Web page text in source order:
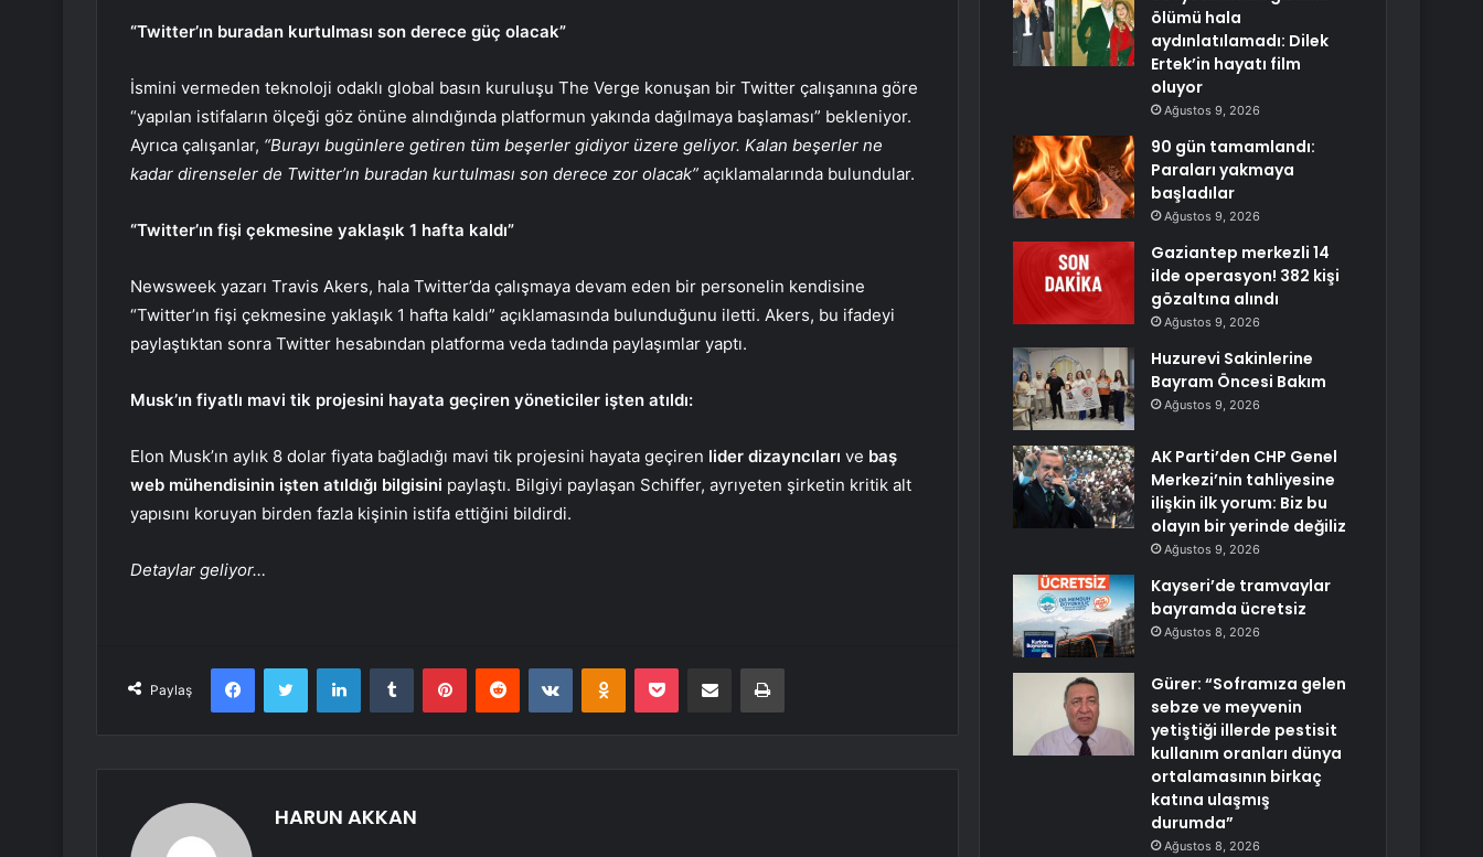
“Twitter’ın buradan kurtulması son derece güç olacak”
İsmini vermeden teknoloji odaklı global basın kuruluşu The Verge konuşan bir Twitter çalışanına göre
“yapılan istifaların ölçeği göz önüne alındığında platformun yakında dağılmaya başlaması” bekleniyor.
Ayrıca çalışanlar, “Burayı bugünlere getiren tüm beşerler gidiyor üzere geliyor. Kalan beşerler ne
kadar direnseler de Twitter’ın buradan kurtulması son derece zor olacak” açıklamalarında bulundular.
“Twitter’ın fişi çekmesine yaklaşık 1 hafta kaldı”
Newsweek yazarı Travis Akers, hala Twitter’da çalışmaya devam eden bir personelin kendisine
“Twitter’ın fişi çekmesine yaklaşık 1 hafta kaldı” açıklamasında bulunduğunu iletti. Akers, bu ifadeyi
paylaştıktan sonra Twitter hesabından platforma veda tadında paylaşımlar yaptı.
Musk’ın fiyatlı mavi tik projesini hayata geçiren yöneticiler işten atıldı:
Elon Musk’ın aylık 8 dolar fiyata bağladığı mavi tik projesini hayata geçiren lider dizayncıları ve baş
web mühendisinin işten atıldığı bilgisini paylaştı. Bilgiyi paylaşan Schiffer, ayrıyeten şirketin kritik alt
yapısını koruyan birden fazla kişinin istifa ettiğini bildirdi.
Detaylar geliyor…
Paylaş
FacebookTwitter LinkedInTumblr PinterestReddit VKontakteOdnoklassniki
Pocket E-Posta ile paylaş Yazdır
HARUN AKKAN
ölümü hala
aydınlatılamadı: Dilek
Ertek’in hayatı film
oluyor
Ağustos 9, 2026
90 gün tamamlandı:
Paraları yakmaya
başladılar
Ağustos 9, 2026
Gaziantep merkezli 14
ilde operasyon! 382 kişi
gözaltına alındı
Ağustos 9, 2026
Huzurevi Sakinlerine
Bayram Öncesi Bakım
Ağustos 9, 2026
AK Parti’den CHP Genel
Merkezi’nin tahliyesine
ilişkin ilk yorum: Biz bu
olayın bir yerinde değiliz
Ağustos 9, 2026
Kayseri’de tramvaylar
bayramda ücretsiz
Ağustos 8, 2026
Gürer: “Soframıza gelen
sebze ve meyvenin
yetiştiği illerde pestisit
kullanım oranları dünya
ortalamasının birkaç
katına ulaşmış
durumda”
Ağustos 8, 2026